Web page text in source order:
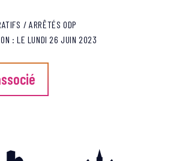
/ ARRÊTÉS ODP
: LE LUNDI 26 JUIN 2023